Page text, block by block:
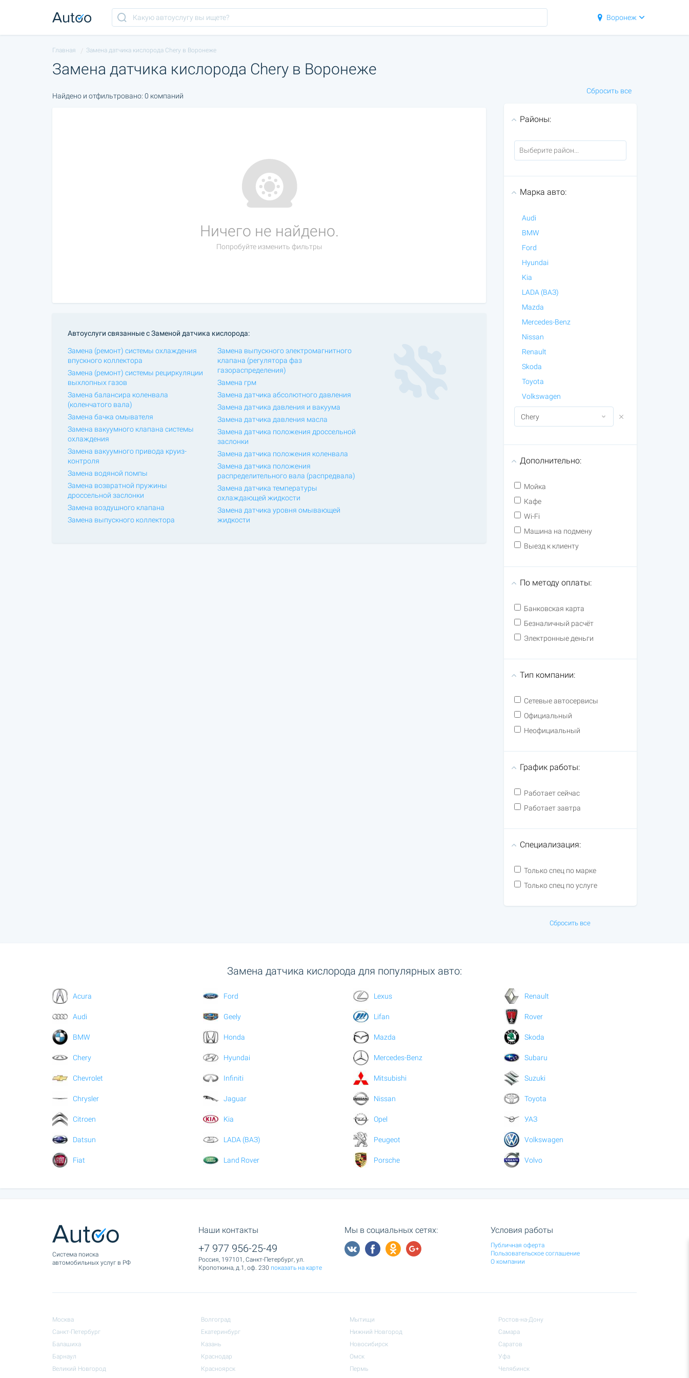
Воронеж
Главная Замена датчика кислорода Chery в Воронеже
Замена датчика кислорода Chery в Воронеже
Найдено и отфильтровано: 0 компаний
Ничего не найдено.
Попробуйте изменить фильтры
Автоуслуги связанные с Заменой датчика кислорода:
Замена (ремонт) системы охлаждения
впускного коллектора
Замена (ремонт) системы рециркуляции
выхлопных газов
Замена балансира коленвала
(коленчатого вала)
Замена бачка омывателя
Замена вакуумного клапана системы
охлаждения
Замена вакуумного привода круиз-
контроля
Замена водяной помпы
Замена возвратной пружины
дроссельной заслонки
Замена воздушного клапана
Замена выпускного коллектора
Замена выпускного электромагнитного
клапана (регулятора фаз
газораспределения)
Замена грм
Замена датчика абсолютного давления
Замена датчика давления и вакуума
Замена датчика давления масла
Замена датчика положения дроссельной
заслонки
Замена датчика положения коленвала
Замена датчика положения
распределительного вала (распредвала)
Замена датчика температуры
охлаждающей жидкости
Замена датчика уровня омывающей
жидкости
Сбросить все
Районы:
Марка авто:
Audi
BMW
Ford
Hyundai
Kia
LADA (ВАЗ)
Mazda
Mercedes-Benz
Nissan
Renault
Skoda
Toyota
Volkswagen
Дополнительно:
Мойка
Кафе
Wi-Fi
Машина на подмену
Выезд к клиенту
По методу оплаты:
Банковская карта
Безналичный расчёт
Электронные деньги
Тип компании:
Сетевые автосервисы
Официальный
Неофициальный
График работы:
Работает сейчас
Работает завтра
Специализация:
Только спец по марке
Только спец по услуге
Сбросить все
Замена датчика кислорода для популярных авто:
Acura
Audi
BMW
Chery
Chevrolet
Chrysler
Citroen
Datsun
Fiat
Ford
Geely
Honda
Hyundai
Infiniti
Jaguar
Kia
LADA (ВАЗ)
Land Rover
Lexus
Lifan
Mazda
Mercedes-Benz
Mitsubishi
Nissan
Opel
Peugeot
Porsche
Renault
Rover
Skoda
Subaru
Suzuki
Toyota
УАЗ
Volkswagen
Volvo
Cистема поиска
автомобильных услуг в РФ
Наши контакты
+7 977 956-25-49
Россия, 197101, Санкт-Петербург, ул.
Кропоткина, д.1, оф. 230 показать на карте
Мы в социальных сетях: Условия работы
Публичная оферта
Пользовательское соглашение
О компании
Москва
Санкт-Петербург
Балашиха
Барнаул
Великий Новгород
Волгоград
Екатеринбург
Казань
Краснодар
Красноярск
Мытищи
Нижний Новгород
Новосибирск
Омск
Пермь
Ростов-на-Дону
Самара
Саратов
Уфа
Челябинск